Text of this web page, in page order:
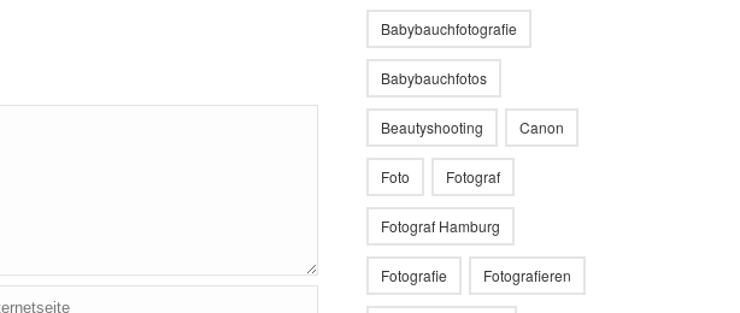
Babybauchfotografie
Babybauchfotos
Beautyshooting Canon
Foto Fotograf
Fotograf Hamburg
Fotografie Fotografieren